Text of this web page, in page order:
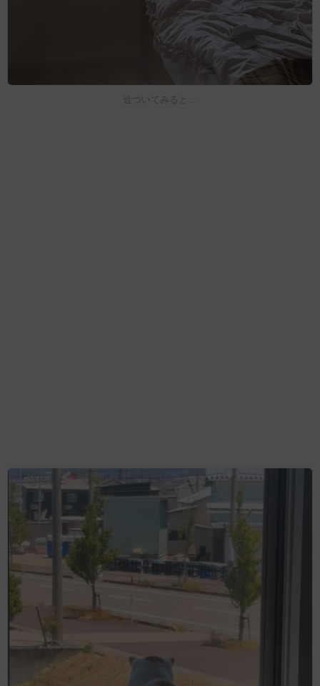
近づいてみると…